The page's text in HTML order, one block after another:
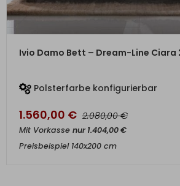
ZUM PRODUKT
Ivio Damo Bett – Dream-Line Ciara
Polsterfarbe konfigurierbar
1.560,00 € 2.080,00€
Mit Vorkasse nur1.404,00€
Preisbeispiel 140x200 cm